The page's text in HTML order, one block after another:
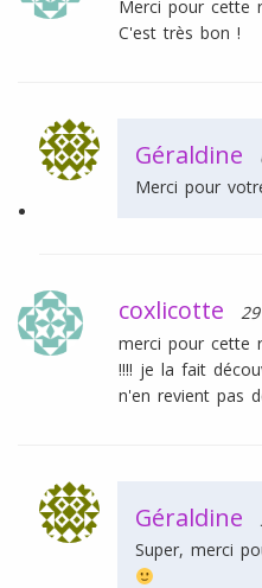
Merci pour cette
C'est très bon !
Géraldine
Merci pour
coxlicotte
merci pour cette
!!!! je la fait
n'en revient pas
Géraldine
Super, merci